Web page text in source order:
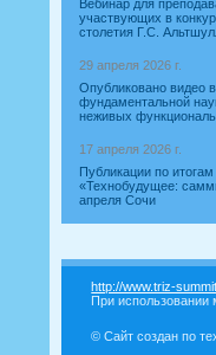
Вебинар для
участвующих в
столетия Г.С.
29 апреля 2026 г.
Опубликовано видео
фундаментальной
неживых
17 апреля 2026 г.
Публикации по
«Технобудущее:
апреля Сочи
http://www.triz-
При использовании
© Сайт создан по